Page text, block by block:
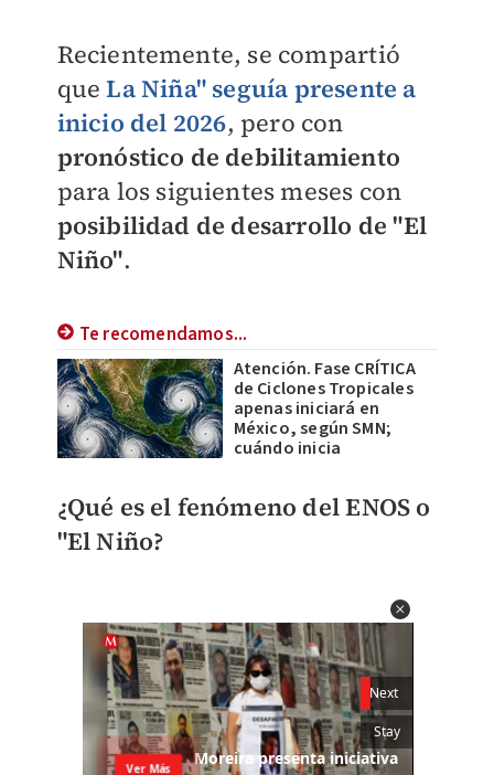
Recientemente, se compartió
queLa Niña" seguía presente a
inicio del 2026, pero con
pronóstico de debilitamiento
para los siguientes meses con
posibilidad de desarrollo de "El
Niño".
Te recomendamos...
Atención. Fase CRÍTICA
de Ciclones Tropicales
apenas iniciará en
México, según SMN;
cuándo inicia
¿Qué es el fenómeno del ENOS o
"El Niño?